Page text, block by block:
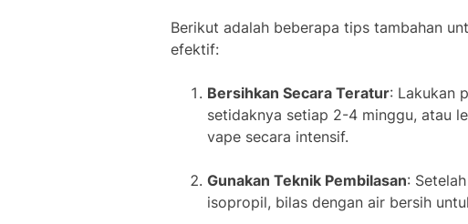
Berikut adalah beberapa tips tambahan
efektif:
Bersihkan Secara Teratur: Lakukan
setidaknya setiap 2-4 minggu, atau
vape secara intensif.
Gunakan Teknik Pembilasan:
isopropil, bilas dengan air bersih